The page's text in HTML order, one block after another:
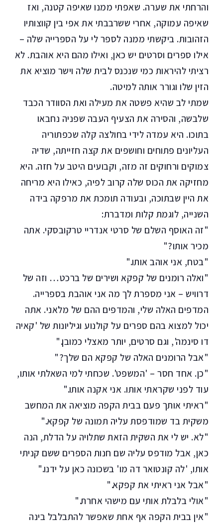
והרחתי את שערה. שאפתי ממנו שאיפה קטנה, ואז
שאיפה עמוקה, אחרי ששרבבתי את אפי בין קווצותיו
הזהובות. ביקשתי ממנה לספר לי על הספרייה שלה –
אילו ספרים וסרטים יש כאן, ואילו מהם היא אוהבת. לא
רציתי להיראות כמי שנכנס לבית שלה וישר מוציא את
הזין שלו וגורר אותה למיטה.
שמתי לב שהיא פשטה את מעילה ואת הסוודר הכבד
שלבשה, והסירה את הצעיף העבה שפניה נחבאו
בתוכו. היא עמדה לידי בחולצה קלה שכפתוריה
העליונים פתוחים וחושפים את קצה חזייתה, שדיה
צמוקים ורחוקים זה מזה, וקבועים היטב על חזה. היא
מחזיקה את הכוס שלה קרוב לפיה, כאילו היא מריחה
את היין שבתוכה, ובעודה תומכת את מרפקה בידה
השנייה, לוגמת קלות ומדברת:
"זה האוסף השלם של סרטי אנדריי טרקובסקי. אתה
מכיר אותו?"
"בטח, אני אוהב אותו."
"ואלה רומנים של קפקא ושירים של ברכט… וזה של
דרוויש – אני מספרת לך מה אני אוהבת בספרייה.
המדפים האלה שלי, והמדפים ההם של מלאני. אתה
יכול למצוא בהם ספרים על קולנוע וגיליונות של 'קאיה
דו סינמה', וגם סרטים, יותר מאצלי כמובן."
"אבל הרומנים האלה של קפקא הם שלך?"
"כן. אחד חסר – 'המשפט'. שכחתי למי השאלתי אותו,
עוד לפני שקראתי אותו. אני אקנה אותו."
"ראיתי אותך פעם בבית הקפה מוציאה את המחשב
משקית בד שמודפסת עליה תמונה של קפקא."
"לא. יש לי את השקית הזאת שתלויה על הדלת, הנה
כאן, אבל מודפס עליה שם חנות הספרים ששם קניתי
אותו, 'לה קונטואר דה מו' בשכונה כאן על ידנו."
"אבל אני ראיתי את קפקא."
"אולי בלבלת אותי עם מישהי אחרת."
"אין בבית הקפה אף אחת שאפשר להתבלבל בינה